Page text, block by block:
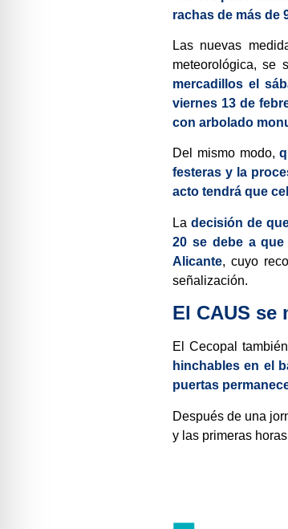
rachas de más de
Las nuevas
meteorológica, se
mercadillos el
viernes 13 de
con arbolado
Del mismo modo,
festeras y la
acto tendrá que
La decisión de
20 se debe a
Alicante, cuyo
señalización.
El CAUS
El Cecopal
hinchables en el
puertas
Después de una
y las primeras